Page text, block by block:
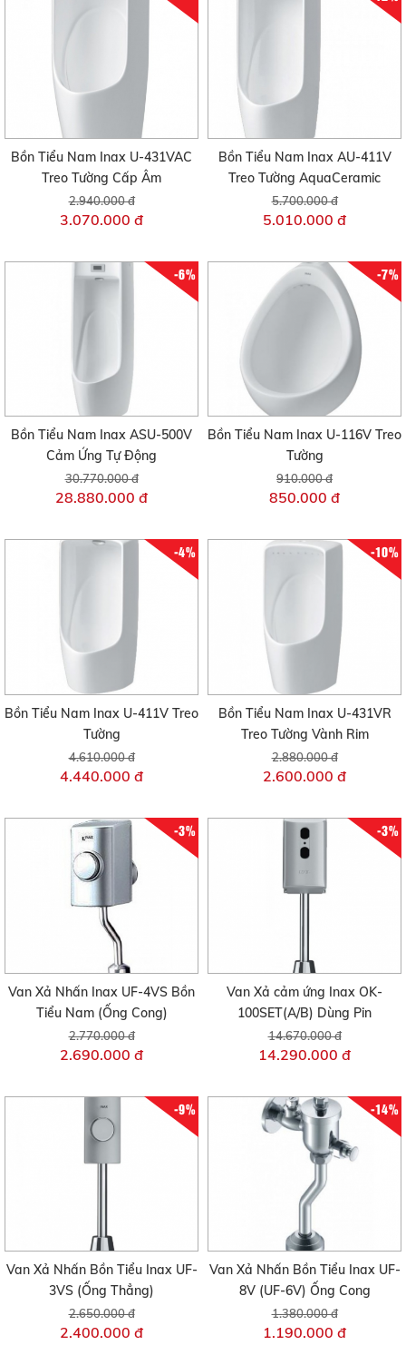
Bồn Tiểu Nam Inax U-431VAC
Treo Tường Cấp Âm
2.940.000 đ
3.070.000 đ
Bồn Tiểu Nam Inax AU-411V
Treo Tường AquaCeramic
5.700.000 đ
5.010.000 đ
-6%
Bồn Tiểu Nam Inax ASU-500V
Cảm Ứng Tự Động
30.770.000 đ
28.880.000 đ
-7%
Bồn Tiểu Nam Inax U-116V Treo
Tường
910.000 đ
850.000 đ
-4%
Bồn Tiểu Nam Inax U-411V Treo
Tường
4.610.000 đ
4.440.000 đ
-10%
Bồn Tiểu Nam Inax U-431VR
Treo Tường Vành Rim
2.880.000 đ
2.600.000 đ
-3%
Van Xả Nhấn Inax UF-4VS Bồn
Tiểu Nam (Ống Cong)
2.770.000 đ
2.690.000 đ
-3%
Van Xả cảm ứng Inax OK-
100SET(A/B) Dùng Pin
14.670.000 đ
14.290.000 đ
-9%
Van Xả Nhấn Bồn Tiểu Inax UF-
3VS (Ống Thẳng)
2.650.000 đ
2.400.000 đ
-14%
Van Xả Nhấn Bồn Tiểu Inax UF-
8V (UF-6V) Ống Cong
1.380.000 đ
1.190.000 đ